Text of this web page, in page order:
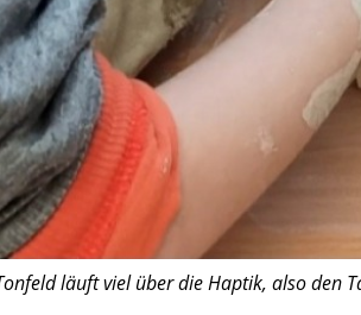
läuft viel über die Haptik, also den